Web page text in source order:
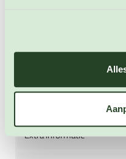
sperziebonen,
bloemkool. Kardoen is
vlinders en andere
Extra informatie